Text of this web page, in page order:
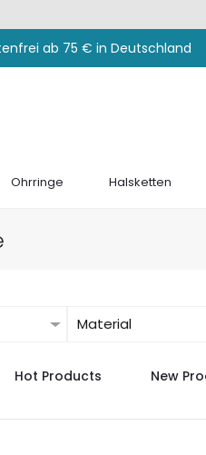
ab 75 € in Deutschland
Ohrringe Halsketten
Material
Hot Products New